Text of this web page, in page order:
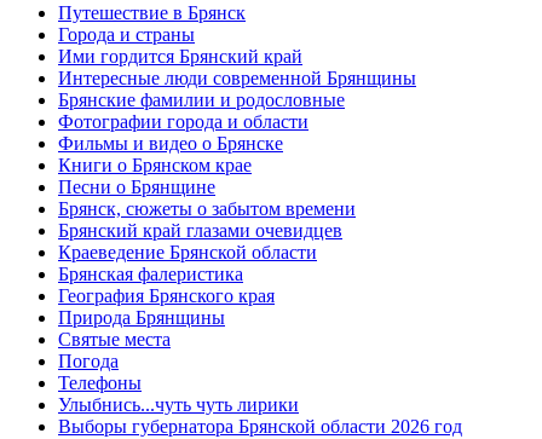
Путешествие в Брянск
Города и страны
Ими гордится Брянский край
Интересные люди современной Брянщины
Брянские фамилии и родословные
Фотографии города и области
Фильмы и видео о Брянске
Книги о Брянском крае
Песни о Брянщине
Брянск, сюжеты о забытом времени
Брянский край глазами очевидцев
Краеведение Брянской области
Брянская фалеристика
География Брянского края
Природа Брянщины
Святые места
Погода
Телефоны
Улыбнись...чуть чуть лирики
Выборы губернатора Брянской области 2026 год